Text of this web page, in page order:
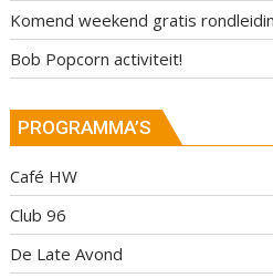
Komend weekend gratis
Bob Popcorn activiteit!
PROGRAMMA’S
Café HW
Club 96
De Late Avond